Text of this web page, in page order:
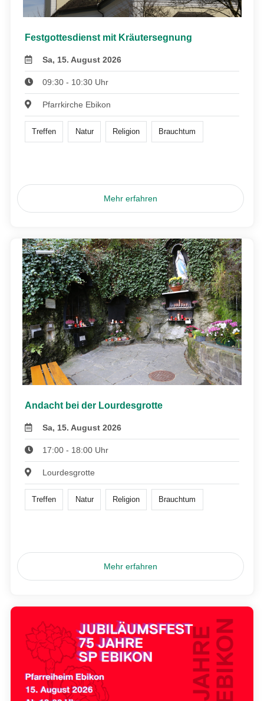
Festgottesdienst mit Kräutersegnung
Sa, 15. August 2026
09:30 - 10:30 Uhr
Pfarrkirche Ebikon
Treffen Natur Religion Brauchtum
Mehr erfahren
Andacht bei der Lourdesgrotte
Sa, 15. August 2026
17:00 - 18:00 Uhr
Lourdesgrotte
Treffen Natur Religion Brauchtum
Mehr erfahren